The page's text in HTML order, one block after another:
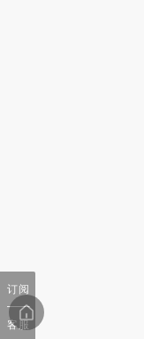
订阅
客服